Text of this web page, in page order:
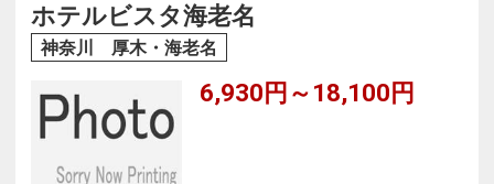
ホテルビスタ海老名
神奈川 厚木・海老名
6,930円～18,100円